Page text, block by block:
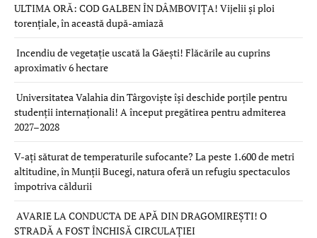
ULTIMA ORĂ: COD GALBEN ÎN DÂMBOVIȚA! Vijelii și ploi
torențiale, în această după-amiază
Incendiu de vegetație uscată la Găești! Flăcările au cuprins
aproximativ 6 hectare
Universitatea Valahia din Târgoviște își deschide porțile pentru
studenții internaționali! A început pregătirea pentru admiterea
2027–2028
V-ați săturat de temperaturile sufocante? La peste 1.600 de metri
altitudine, în Munții Bucegi, natura oferă un refugiu spectaculos
împotriva căldurii
AVARIE LA CONDUCTA DE APĂ DIN DRAGOMIREȘTI! O
STRADĂ A FOST ÎNCHISĂ CIRCULAȚIEI